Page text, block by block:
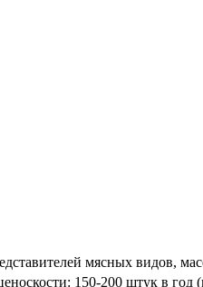
мясных видов,
150-200 штук в год